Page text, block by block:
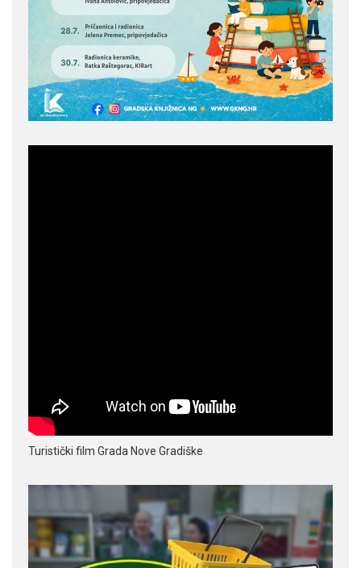
Turistički film Grada Nove Gradiške